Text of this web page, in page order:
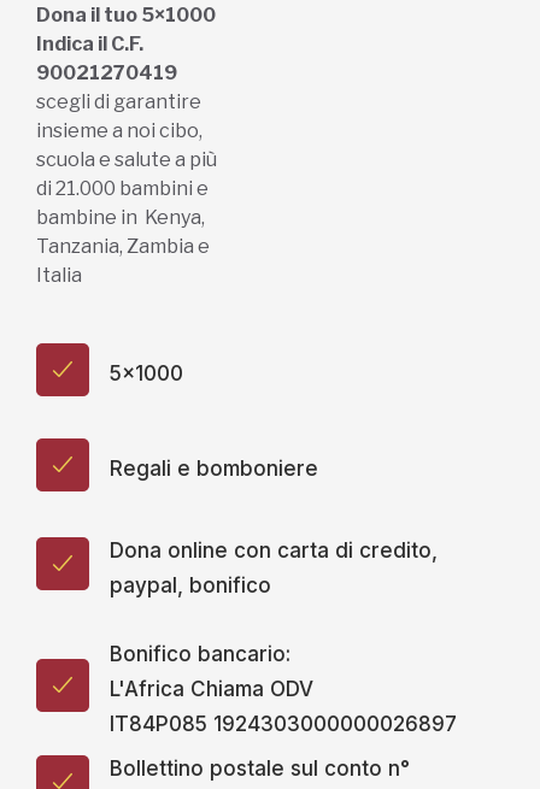
Dona il tuo 5×1000
Indica il C.F.
90021270419
scegli di garantire
insieme a noi cibo,
scuola e salute a più
di 21.000 bambini e
bambine in Kenya,
Tanzania, Zambia e
Italia
5x1000
Regali e bomboniere
Dona online con carta di credito,
paypal, bonifico
Bonifico bancario:
L'Africa Chiama ODV
IT84P085 1924303000000026897
Bollettino postale sul conto n°